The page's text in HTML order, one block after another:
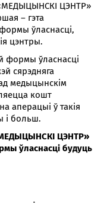
ЦЭНТР»
– гэта
ўласнасці,
цэнтры.
формы ўласнасці
сярэдняга
медыцынскім
кошт
аперацыі ў такія
і больш.
ЦЭНТР»
ўласнасці будуць